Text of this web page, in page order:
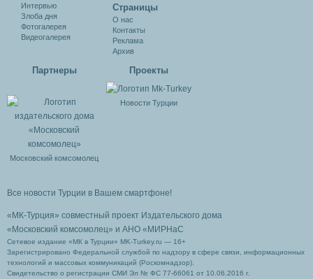
Интервью
Злоба дня
Фотогалерея
Видеогалерея
Cтраницы
О нас
Контакты
Реклама
Архив
Партнеры
Московский комсомолец
Проекты
Новости Турции
Все новости Турции в Вашем смартфоне!
«МК-Турция» совместный проект Издательского дома
«Московский комсомолец» и АНО «МИРНаС
Сетевое издание «МК в Турции» MK-Turkey.ru — 16+
Зарегистрировано Федеральной службой по надзору в сфере связи, информационных
технологий и массовых коммуникаций (Роскомнадзор).
Свидетельство о регистрации СМИ Эл № ФС 77-66061 от 10.06.2016 г.